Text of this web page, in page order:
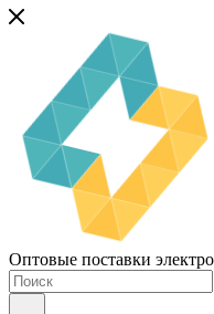
Оптовые поставки